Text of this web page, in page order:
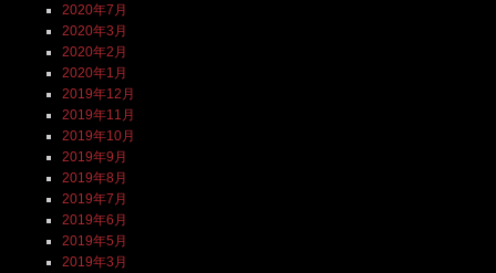
2020年7月
2020年3月
2020年2月
2020年1月
2019年12月
2019年11月
2019年10月
2019年9月
2019年8月
2019年7月
2019年6月
2019年5月
2019年3月